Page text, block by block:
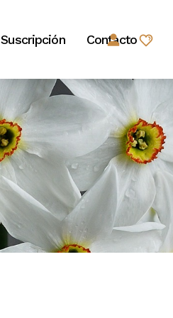
Suscripción Contacto